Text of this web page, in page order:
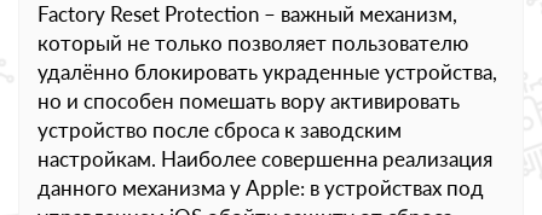
Factory Reset Protection – важный механизм,
который не только позволяет пользователю
удалённо блокировать украденные устройства,
но и способен помешать вору активировать
устройство после сброса к заводским
настройкам. Наиболее совершенна реализация
данного механизма у Apple: в устройствах под